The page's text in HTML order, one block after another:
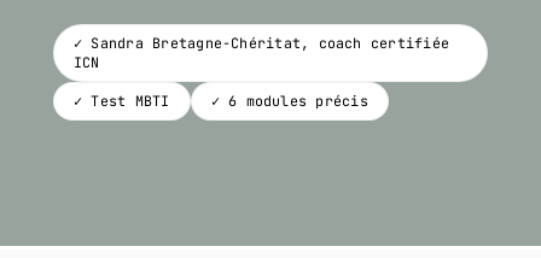
✓ Sandra Bretagne-Chéritat, coach certifiée
ICN
✓ Test MBTI
✓ 6 modules précis